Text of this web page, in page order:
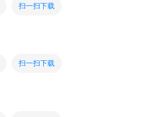
扫一扫下载
扫一扫下载